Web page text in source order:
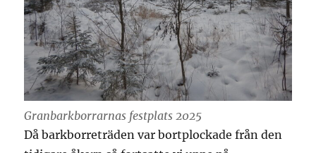
Granbarkborrarnas festplats 2025
Då barkborreträden var bortplockade från den